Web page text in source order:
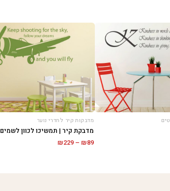
מדבקות קיר לחדרי נוער
מדבקת קיר | תמשיכו לכוון לשמים
₪89
–
₪229
טווח